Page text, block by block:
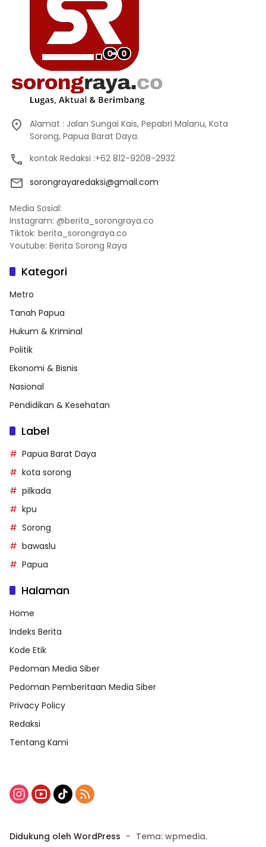
Alamat : Jalan Sungai Kais, Pepabri Malanu, Kota
Sorong, Papua Barat Daya.
kontak Redaksi :+62 812-9208-2932
sorongrayaredaksi@gmail.com
Media Sosial:
Instagram: @berita_sorongraya.co
Tiktok: berita_sorongraya.co
Youtube: Berita Sorong Raya
Kategori
Metro
Tanah Papua
Hukum & Kriminal
Politik
Ekonomi & Bisnis
Nasional
Pendidikan & Kesehatan
Label
Papua Barat Daya
kota sorong
pilkada
kpu
Sorong
bawaslu
Papua
Halaman
Home
Indeks Berita
Kode Etik
Pedoman Media Siber
Pedoman Pemberitaan Media Siber
Privacy Policy
Redaksi
Tentang Kami
Didukung oleh WordPress - Tema: wpmedia.